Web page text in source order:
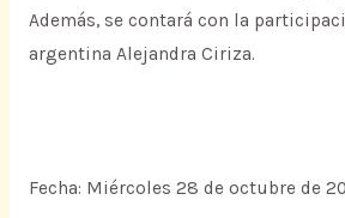
Además, se contará con la
argentina Alejandra Ciriza.
Fecha: Miércoles 28 de octubre de